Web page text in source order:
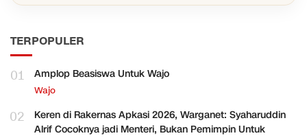
TERPOPULER
01 Amplop Beasiswa Untuk Wajo
Wajo
02
Keren di Rakernas Apkasi 2026, Warganet: Syaharuddin
Alrif Cocoknya jadi Menteri, Bukan Pemimpin Untuk